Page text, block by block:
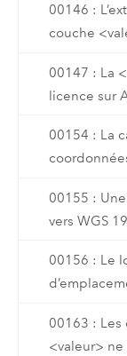
00146 :
couche
00147 : La
licence sur
00154 : La
00155 :
vers WGS
00156 : Le
00163 : Les
<valeur>